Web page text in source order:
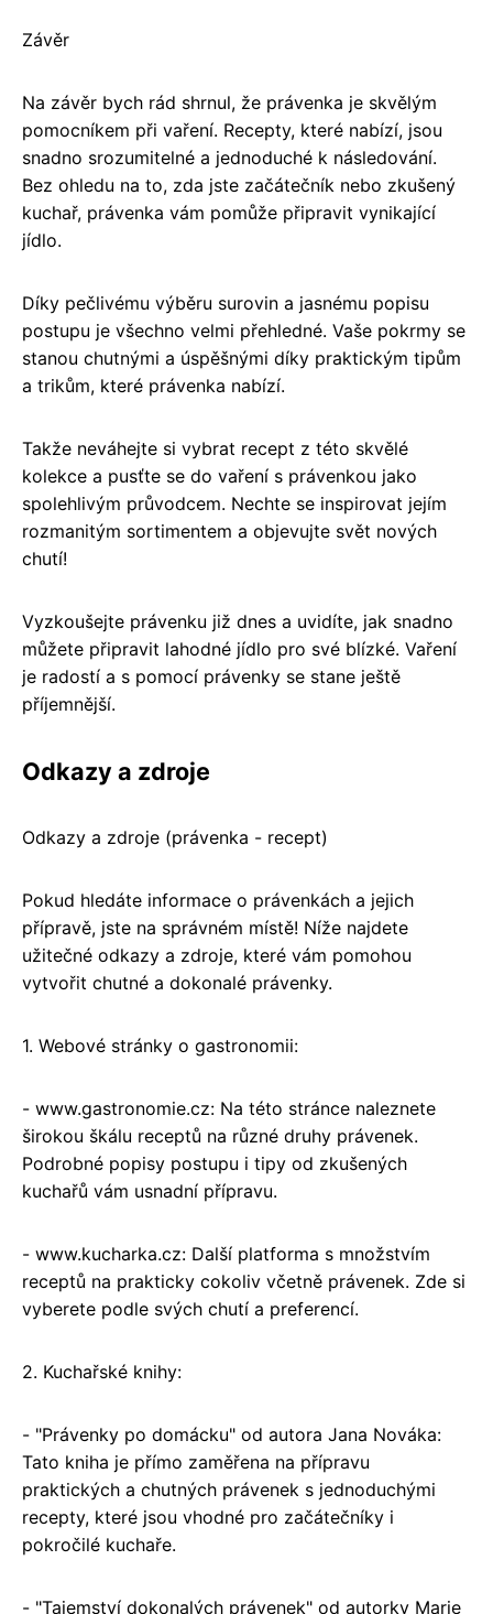
Závěr
Na závěr bych rád shrnul, že právenka je skvělým
pomocníkem při vaření. Recepty, které nabízí, jsou
snadno srozumitelné a jednoduché k následování.
Bez ohledu na to, zda jste začátečník nebo zkušený
kuchař, právenka vám pomůže připravit vynikající
jídlo.
Díky pečlivému výběru surovin a jasnému popisu
postupu je všechno velmi přehledné. Vaše pokrmy se
stanou chutnými a úspěšnými díky praktickým tipům
a trikům, které právenka nabízí.
Takže neváhejte si vybrat recept z této skvělé
kolekce a pusťte se do vaření s právenkou jako
spolehlivým průvodcem. Nechte se inspirovat jejím
rozmanitým sortimentem a objevujte svět nových
chutí!
Vyzkoušejte právenku již dnes a uvidíte, jak snadno
můžete připravit lahodné jídlo pro své blízké. Vaření
je radostí a s pomocí právenky se stane ještě
příjemnější.
Odkazy a zdroje
Odkazy a zdroje (právenka - recept)
Pokud hledáte informace o právenkách a jejich
přípravě, jste na správném místě! Níže najdete
užitečné odkazy a zdroje, které vám pomohou
vytvořit chutné a dokonalé právenky.
1. Webové stránky o gastronomii:
- www.gastronomie.cz: Na této stránce naleznete
širokou škálu receptů na různé druhy právenek.
Podrobné popisy postupu i tipy od zkušených
kuchařů vám usnadní přípravu.
- www.kucharka.cz: Další platforma s množstvím
receptů na prakticky cokoliv včetně právenek. Zde si
vyberete podle svých chutí a preferencí.
2. Kuchařské knihy:
- "Právenky po domácku" od autora Jana Nováka:
Tato kniha je přímo zaměřena na přípravu
praktických a chutných právenek s jednoduchými
recepty, které jsou vhodné pro začátečníky i
pokročilé kuchaře.
- "Tajemství dokonalých právenek" od autorky Marie